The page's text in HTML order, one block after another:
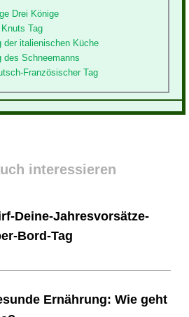
Drei Könige
Tag
der italienischen Küche
des Schneemanns
Französischer Tag
interessieren
Deine-Jahresvorsätze-
Bord-Tag
Ernährung: Wie geht